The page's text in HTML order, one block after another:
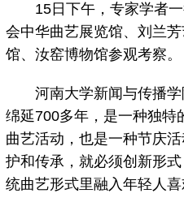
15日下午，专家学者一
会中华曲艺展览馆、刘兰
馆、汝窑博物馆参观考察。
河南大学新闻与传播学
绵延700多年，是一种独特
曲艺活动，也是一种节庆
护和传承，就必须创新形
统曲艺形式里融入年轻人喜